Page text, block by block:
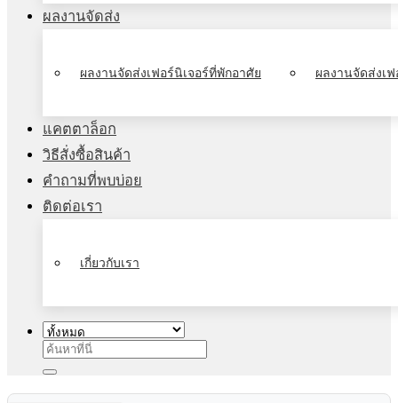
ผลงานจัดส่ง
ผลงานจัดส่งเฟอร์นิเจอร์ที่พักอาศัย ผลงานจัดส่งเ
แคตตาล็อก
วิธีสั่งซื้อสินค้า
คำถามที่พบบ่อย
ติดต่อเรา
เกี่ยวกับเรา
ค้นหา: